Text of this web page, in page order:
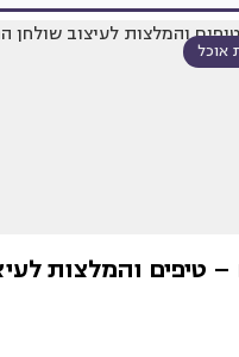
אוכל
טיפים והמלצות